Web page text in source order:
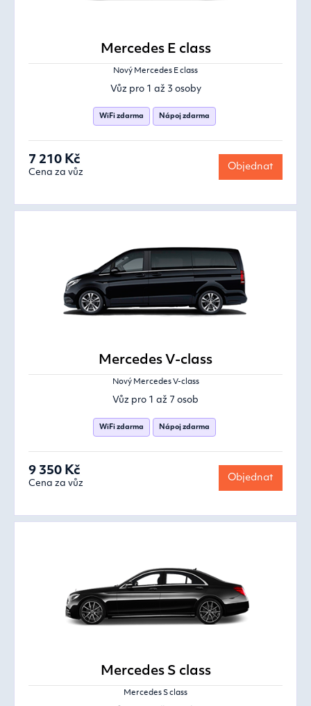
Mercedes E class
Nový Mercedes E class
Vůz pro 1 až 3 osoby
WiFi zdarma Nápoj zdarma
7 210 Kč
Cena za vůz
Objednat
Mercedes V-class
Nový Mercedes V-class
Vůz pro 1 až 7 osob
WiFi zdarma Nápoj zdarma
9 350 Kč
Cena za vůz
Objednat
Mercedes S class
Mercedes S class